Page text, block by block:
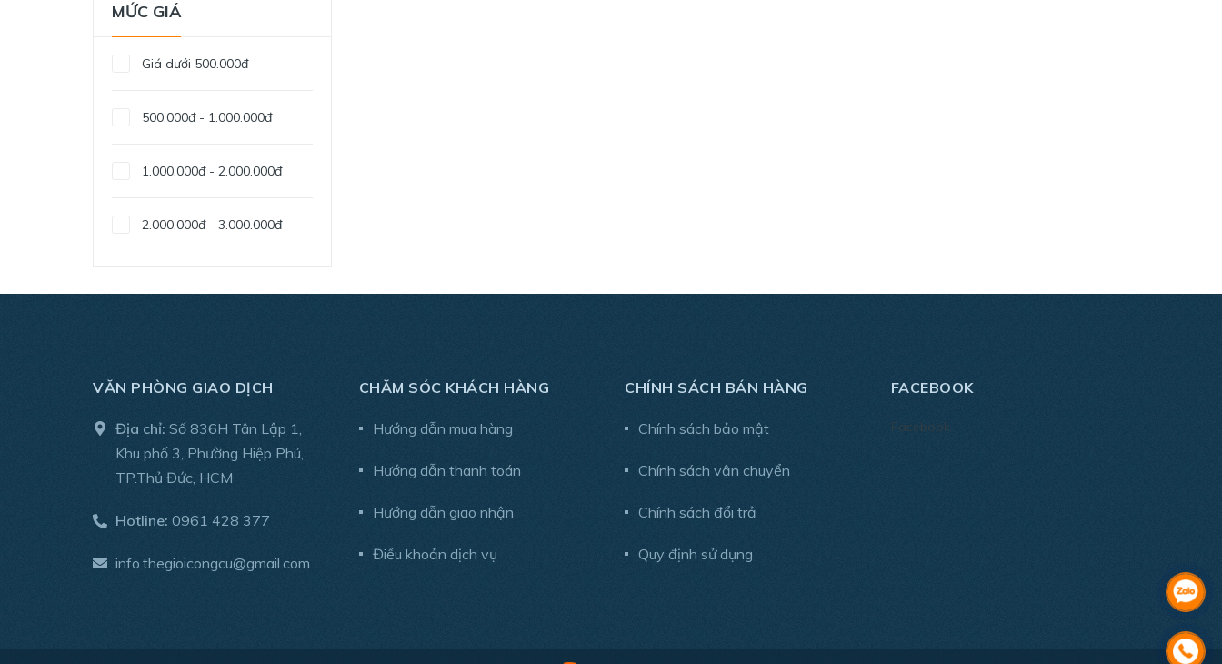
MỨC GIÁ
Giá dưới 500.000đ
500.000đ - 1.000.000đ
1.000.000đ - 2.000.000đ
2.000.000đ - 3.000.000đ
5.000.000đ - 10.000.000đ
Giá trên 10.000.000đ
VĂN PHÒNG GIAO DỊCH
Địa chỉ: Số 836H Tân Lập 1,
Khu phố 3, Phường Hiệp Phú,
TP.Thủ Đức, HCM
Hotline: 0961 428 377
info.thegioicongcu@gmail.com
CHĂM SÓC KHÁCH HÀNG
Hướng dẫn mua hàng
Hướng dẫn thanh toán
Hướng dẫn giao nhận
Điều khoản dịch vụ
CHÍNH SÁCH BÁN HÀNG
Chính sách bảo mật
Chính sách vận chuyển
Chính sách đổi trả
Quy định sử dụng
FACEBOOK
Facebook